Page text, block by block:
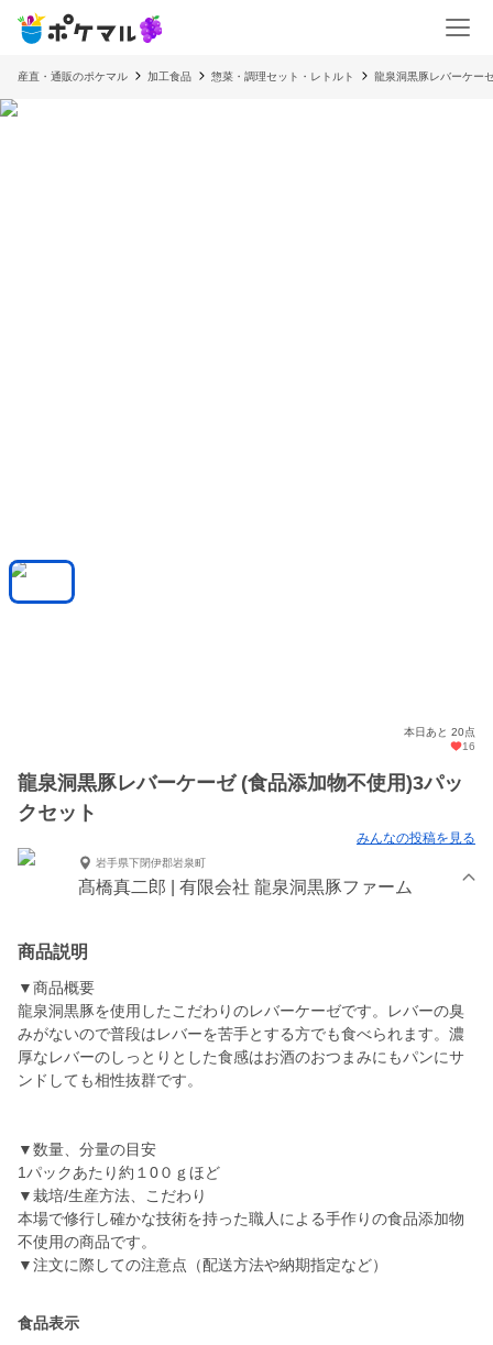
産直・通販のポケマル 加工食品 惣菜・調理セット・レトルト 龍泉洞黒豚レバーケー
本日あと 20点
16
龍泉洞黒豚レバーケーゼ (食品添加物不使用)3パッ
クセット
みんなの投稿を見る
岩手県下閉伊郡岩泉町
髙橋真二郎 | 有限会社 龍泉洞黒豚ファーム
商品説明
▼商品概要
龍泉洞黒豚を使用したこだわりのレバーケーゼです。レバーの臭
みがないので普段はレバーを苦手とする方でも食べられます。濃
厚なレバーのしっとりとした食感はお酒のおつまみにもパンにサ
ンドしても相性抜群です。
▼数量、分量の目安
1パックあたり約１0０ｇほど
▼栽培/生産方法、こだわり
本場で修行し確かな技術を持った職人による手作りの食品添加物
不使用の商品です。
▼注文に際しての注意点（配送方法や納期指定など）
食品表示